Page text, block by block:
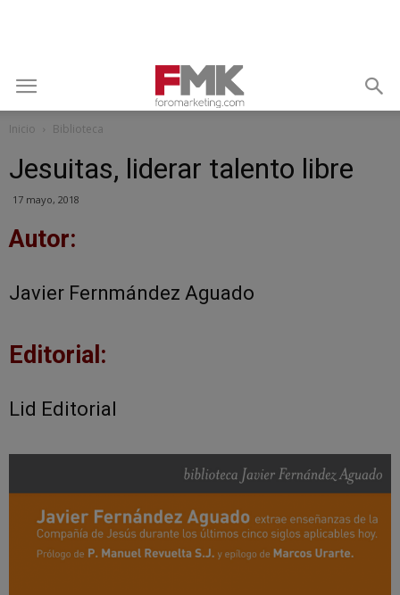
Inicio Biblioteca
Jesuitas, liderar talento libre
17 mayo, 2018
Autor:
Javier Fernmández Aguado
Editorial:
Lid Editorial